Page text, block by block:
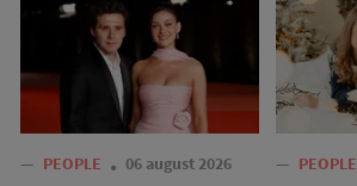
— PEOPLE 06 august 2026 — PEOPLE